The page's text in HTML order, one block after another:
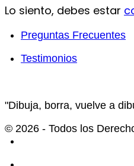
Lo siento, debes estar
Preguntas Frecuentes
Testimonios
"Dibuja, borra, vuelve a
© 2026 - Todos los